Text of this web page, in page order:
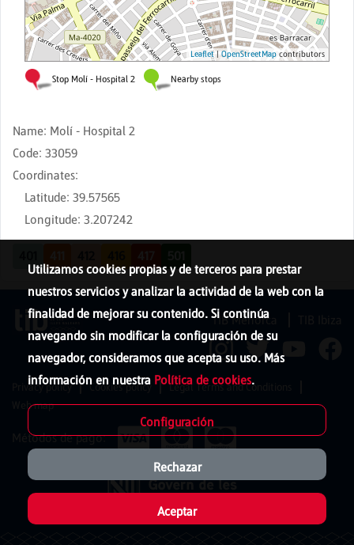
Name: Molí - Hospital 2
Code: 33059
Coordinates:
Latitude: 39.57565
Longitude: 3.207242
Utilizamos cookies propias y de terceros para prestar
nuestros servicios y analizar la actividad de la web con la
finalidad de mejorar su contenido. Si continúa
navegando sin modificar la configuración de su
navegador, consideramos que acepta su uso. Más
información en nuestra Política de cookies.
Configuración
Rechazar
Aceptar
TIB Menorca
Privacy policy Cookies policy
Legal Terms and Conditions
Web map
Métodos de pago: